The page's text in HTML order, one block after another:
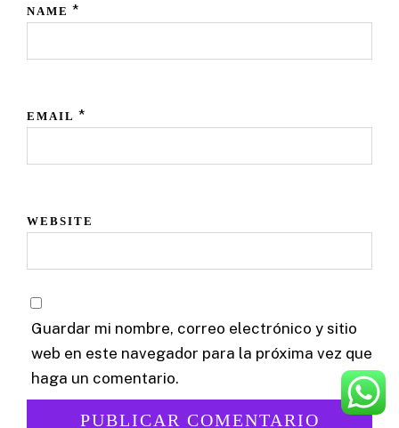
NAME *
EMAIL *
WEBSITE
Guardar mi nombre, correo electrónico y sitio
web en este navegador para la próxima vez que
haga un comentario.